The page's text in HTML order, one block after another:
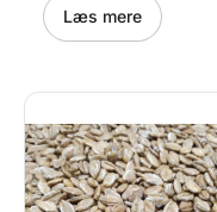
Læs mere